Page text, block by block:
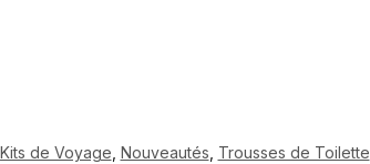
Kits de Voyage Nouveautés Trousses de Toilette